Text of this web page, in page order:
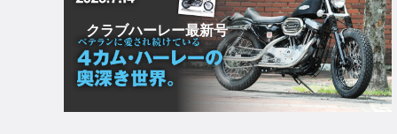
クラブハーレー最新号